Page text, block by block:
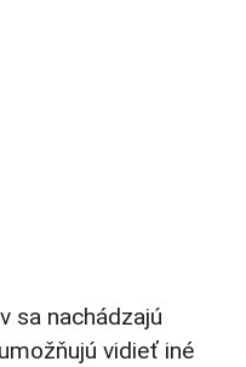
sa nachádzajú
vidieť iné